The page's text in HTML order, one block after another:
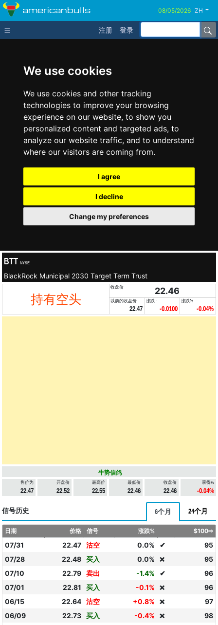
We use cookies
We use cookies and other tracking
technologies to improve your browsing
experience on our website, to show you
personalized content and targeted ads, to
analyze our website traffic, and to understand
where our visitors are coming from.
I agree
I decline
Change my preferences
americanbulls ZH
注册 登录
BTT NYSE
BlackRock Municipal 2030 Target Term Trust
持有空头
收盘价 22.46
以前的收盘价
22.47
涨跌：
-0.0100
涨跌%
-0.04%
牛势信鸽
售价为
22.47
开盘价
22.52
最高价
22.55
最低价
22.46
收盘价
22.46
获得%
-0.04%
信号历史 6个月 24个月
日期 价格 信号 涨跌% $100⇨
07/31 22.47 沽空 0.0% ✔
95
07/28
22.48 买入 0.0% ❌
95
07/10
22.79 卖出 -1.4% ✔
96
07/01
22.81 买入 -0.1% ❌
96
06/15
22.64 沽空 +0.8% ❌
97
06/09
22.73 买入 -0.4% ❌
98